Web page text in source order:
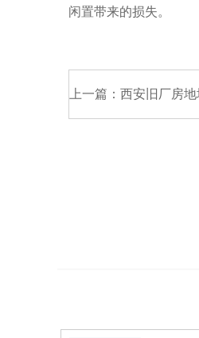
闲置带来的损失。
上一篇： 西安旧厂房地坪